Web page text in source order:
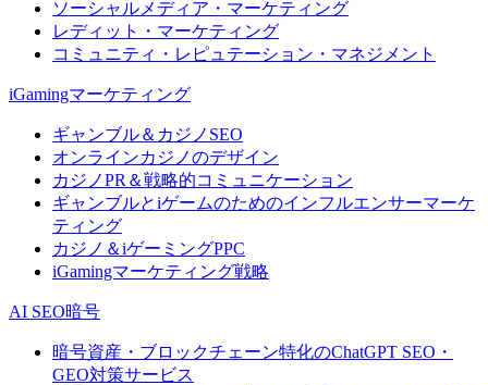
ソーシャルメディア・マーケティング
レディット・マーケティング
コミュニティ・レピュテーション・マネジメント
iGamingマーケティング
ギャンブル＆カジノSEO
オンラインカジノのデザイン
カジノPR＆戦略的コミュニケーション
ギャンブルとiゲームのためのインフルエンサーマーケ
ティング
カジノ＆iゲーミングPPC
iGamingマーケティング戦略
AI SEO暗号
暗号資産・ブロックチェーン特化のChatGPT SEO・
GEO対策サービス